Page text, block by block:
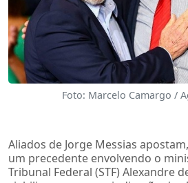
Foto: Marcelo Camargo /
Aliados de Jorge Messias
um precedente envolvendo o
Tribunal Federal (STF) Alexandre